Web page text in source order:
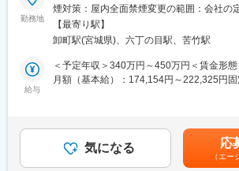
■同社の魅力：
・医薬品、医療機器、事務用品等をそれぞ
多い中で、同社は薬以外の病院における「
意識し、安心・安全を強化して、付加価値
大の目標としています。扱う商材も幅広く
す。地域に根付いた事業運営をしており、
見込めます。
東北地方で医療用品の専門商社としてトッ
同社にて、在宅酸素療法設置回収業務をお
医療機関の委託を受けて患者宅や介護施設
ボンベを配送・設置し、操作説明や安全管
■業務詳細
・説明業務：患者・家族・介護スタッフに
急時対応を丁寧に説明。
・保守点検：定期的な機器の保守・点検を
勤務地
煙対策：屋内全面禁煙変更の範囲：会社の
【最寄り駅】
卸町駅(宮城県)、六丁の目駅、苦竹駅
給与
＜予定年収＞340万円～450万円＜賃金形
月額（基本給）：174,154円～222,325円固
年収はあくまでも目安の金額であり、選考
性があります。※固定残業金額は給与によ
給：年1回■賞与：年2回（昨年実績：3カ
気になる 応
（エー